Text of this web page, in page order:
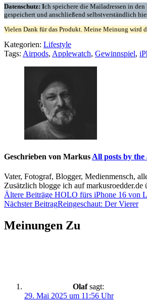
Datenschutz: Ich speichere die Mailadressen in
gespeichert und anschließend selbstverständlich
Vielen Dank für das Produkt. Meine Meinung wird
Kategorien: Lifestyle
Tags: Airpods, Applewatch, Gewinnspiel,
Geschrieben von Markus All posts by
Vater, Fotograf, Blogger, Medienmensch,
Zusätzlich blogge ich auf
Beitragsnavigation
Ältere Beiträge HOLO fürs iPhone 16 von
Nächster BeitragReingeschaut: Der Vierer
Meinungen Zu
Olaf sagt:
29. Mai 2025 um 11:56 Uhr